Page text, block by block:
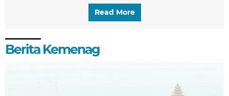
Read More
Berita Kemenag